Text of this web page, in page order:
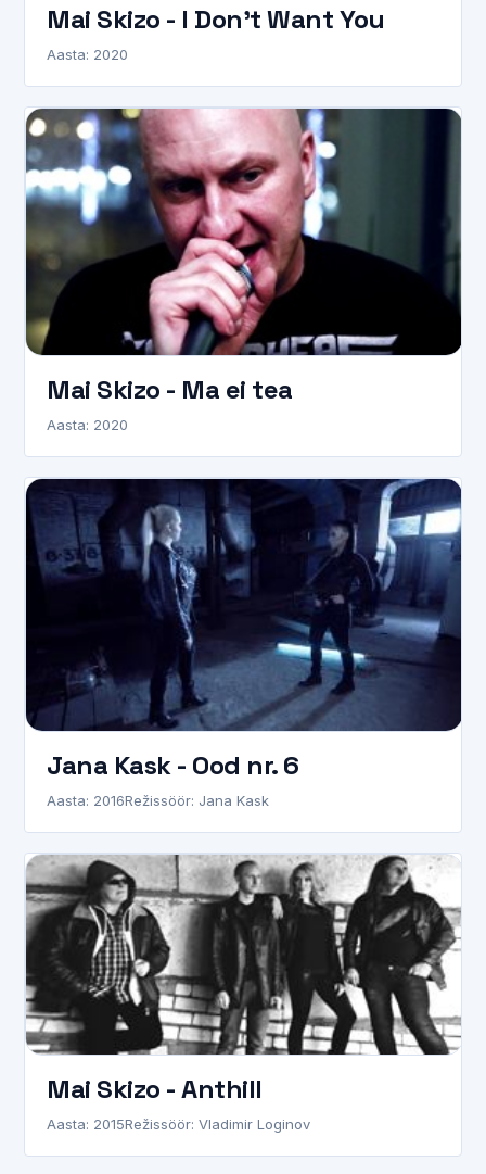
Mai Skizo - I Don't Want You
Aasta: 2020
Mai Skizo - Ma ei tea
Aasta: 2020
Jana Kask - Ood nr. 6
Aasta: 2016Režissöör: Jana Kask
Mai Skizo - Anthill
Aasta: 2015Režissöör: Vladimir Loginov